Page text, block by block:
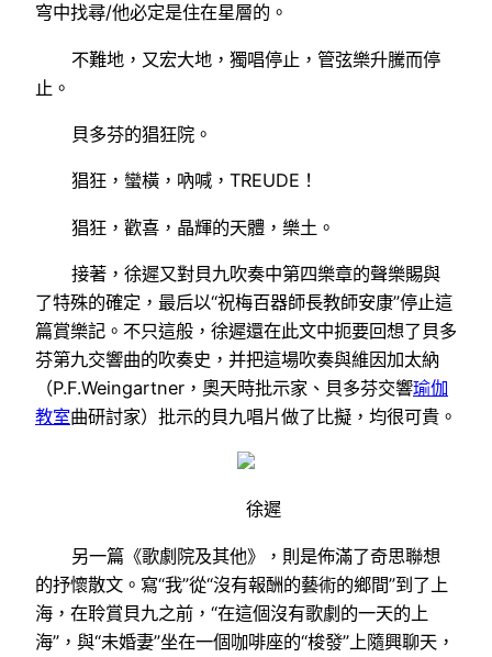
穹中找尋/他必定是住在星層的。
不難地，又宏大地，獨唱停止，管弦樂升騰而停
止。
貝多芬的猖狂院。
猖狂，蠻橫，吶喊，TREUDE！
猖狂，歡喜，晶輝的天體，樂土。
接著，徐遲又對貝九吹奏中第四樂章的聲樂賜與
了特殊的確定，最后以“祝梅百器師長教師安康”停止這
篇賞樂記。不只這般，徐遲還在此文中扼要回想了貝多
芬第九交響曲的吹奏史，并把這場吹奏與維因加太納
（P.F.Weingartner，奧天時批示家、貝多芬交響瑜伽
教室曲研討家）批示的貝九唱片做了比擬，均很可貴。
徐遲
另一篇《歌劇院及其他》，則是佈滿了奇思聯想
的抒懷散文。寫“我”從“沒有報酬的藝術的鄉間”到了上
海，在聆賞貝九之前，“在這個沒有歌劇的一天的上
海”，與“未婚妻”坐在一個咖啡座的“梭發”上隨興聊天，